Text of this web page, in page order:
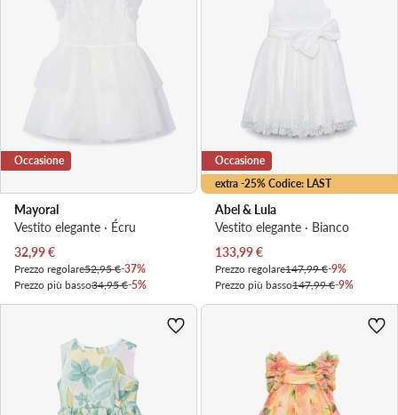
Occasione
Mayoral
Vestito elegante · Écru
Prezzo attuale
32,99€
Prezzo regolare52,95 €-37%
Prezzo più basso34,95 €-5%
extra -25% Codice: LAST
Occasione
Abel & Lula
Vestito elegante · Bianco
Prezzo attuale
133,99€
Prezzo regolare147,99 €-9%
Prezzo più basso147,99 €-9%